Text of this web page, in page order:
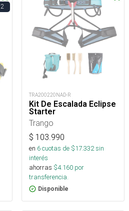
2
TRA200220NAD-R
Kit De Escalada Eclipse
Starter
Trango
$ 103.990
en 6cuotas de $17.332sin
interés
ahorras $4.160 por
transferencia.
Disponible